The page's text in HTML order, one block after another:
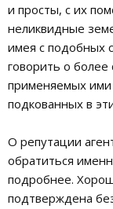
и просты, с их
неликвидные
имея с подобных
говорить о
применяемых
подкованных в
О репутации
обратиться
подробнее.
подтверждена